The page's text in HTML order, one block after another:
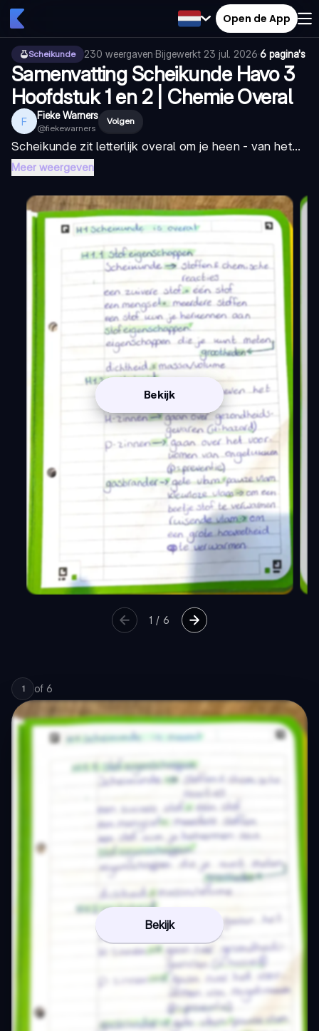
Open de App
Scheikunde 230 weergaven·Bijgewerkt 23 jul. 2026·6 pagina's
Samenvatting Scheikunde Havo 3
Hoofdstuk 1 en 2 | Chemie Overal
F Fieke Warners
@fiekewarners
Volgen
Scheikunde zit letterlijk overal om je heen - van het...
Meer weergeven
Bekijk
1 /6
1 of 6
Bekijk